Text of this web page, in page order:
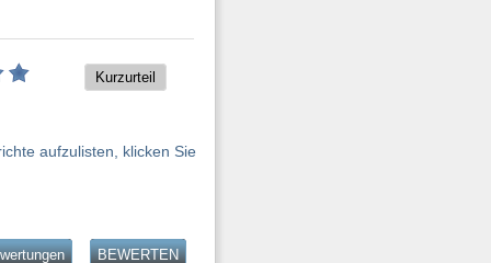
Kurzurteil
aufzulisten, klicken Sie
BEWERTEN